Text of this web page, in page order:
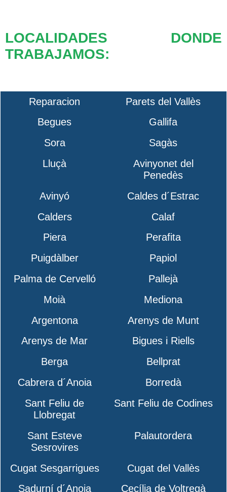
LOCALIDADES DONDE
TRABAJAMOS:
Reparacion
Parets del Vallès
Begues
Gallifa
Sora
Sagàs
Lluçà
Avinyonet del
Penedès
Avinyó
Caldes d´Estrac
Calders
Calaf
Piera
Perafita
Puigdàlber
Papiol
Palma de Cervelló
Pallejà
Moià
Mediona
Argentona
Arenys de Munt
Arenys de Mar
Bigues i Riells
Berga
Bellprat
Cabrera d´Anoia
Borredà
Sant Feliu de
Llobregat
Sant Feliu de Codines
Sant Esteve
Sesrovires
Palautordera
Cugat Sesgarrigues
Cugat del Vallès
Sadurní d´Anoia
Cecília de Voltregà